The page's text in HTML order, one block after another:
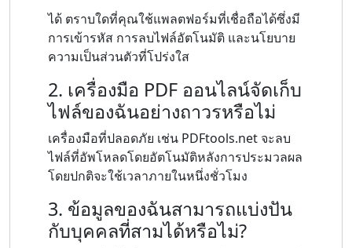
ได้ ตราบใดที่คุณใช้แพลตฟอร์มที่เชื่อถือได้ซึ่งมี
การเข้ารหัส การลบไฟล์อัตโนมัติ และนโยบาย
ความเป็นส่วนตัวที่โปร่งใส
2. เครื่องมือ PDF ออนไลน์จัดเก็บ
ไฟล์ของฉันอย่างถาวรหรือไม่
เครื่องมือที่ปลอดภัย เช่น PDFtools.net จะลบ
ไฟล์ที่อัพโหลดโดยอัตโนมัติหลังการประมวลผล
โดยปกติจะใช้เวลาภายในหนึ่งชั่วโมง
3. ข้อมูลของฉันสามารถแบ่งปัน
กับบุคคลที่สามได้หรือไม่?